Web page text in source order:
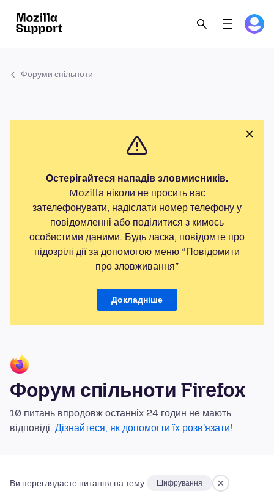
Форуми спільноти
Остерігайтеся нападів зловмисників.
Mozilla ніколи не просить вас
зателефонувати, надіслати номер телефону у
повідомленні або поділитися з кимось
особистими даними. Будь ласка, повідомте про
підозрілі дії за допомогою меню “Повідомити
про зловживання”
Докладніше
Форум спільноти Firefox
10 питань впродовж останніх 24 годин не мають
відповіді. Дізнайтеся, як допомогти їх розв'язати!
Ви переглядаєте питання на тему: Шифрування